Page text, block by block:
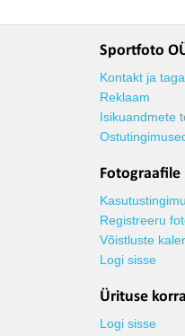
Sportfoto
Kontakt ja
Reklaam
Isikuandmete
Fotograafile
Registreeru
Võistluste
Logi sisse
Ürituse
Logi sisse